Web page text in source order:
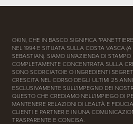
OKIN, CHE IN BASCO SIGNIFICA
NEL 1994 E SITUATA SULLA COSTA VASCA
SEBASTIAN). SIAMO UN'AZIENDA DI STAMPO
COMPLETAMENTE CONCENTRATA SULLA
SONO SCORCIATOIE O INGREDIENTI
CRESCITA NEL CORSO DEGLI ULTIMI 25
ESCLUSIVAMENTE SULL'IMPEGNO DEI
QUESTO CHE CREDIAMO NELL'IMPIEGO DI
MANTENERE RELAZIONI DI LEALTÀ E
CLIENTI E PARTNER E IN UNA
TRASPARENTE E CONCISA.